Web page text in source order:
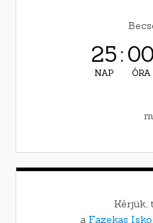
25
NAP
:00
ÓRA
Kérjük,
a Fazekas